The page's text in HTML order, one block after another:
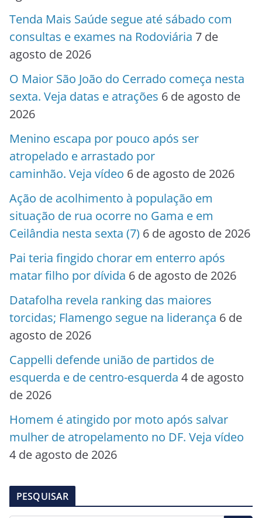
Tenda Mais Saúde segue até sábado com
consultas e exames na Rodoviária 7 de
agosto de 2026
O Maior São João do Cerrado começa nesta
sexta. Veja datas e atrações 6 de agosto de
2026
Menino escapa por pouco após ser
atropelado e arrastado por
caminhão. Veja vídeo 6 de agosto de 2026
Ação de acolhimento à população em
situação de rua ocorre no Gama e em
Ceilândia nesta sexta (7) 6 de agosto de 2026
Pai teria fingido chorar em enterro após
matar filho por dívida 6 de agosto de 2026
Datafolha revela ranking das maiores
torcidas; Flamengo segue na liderança 6 de
agosto de 2026
Cappelli defende união de partidos de
esquerda e de centro-esquerda 4 de agosto
de 2026
Homem é atingido por moto após salvar
mulher de atropelamento no DF. Veja vídeo
4 de agosto de 2026
PESQUISAR